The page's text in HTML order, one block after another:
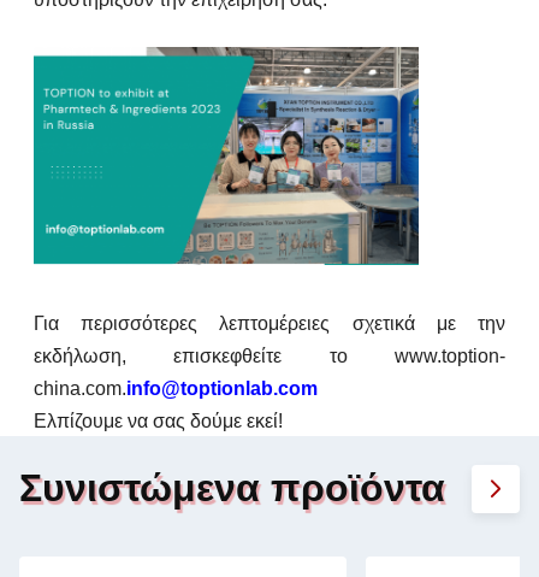
Για περισσότερες λεπτομέρειες σχετικά με την
εκδήλωση, επισκεφθείτε το www.toption-
china.com.info@toptionlab.com
Ελπίζουμε να σας δούμε εκεί!
Συνιστώμενα προϊόντα